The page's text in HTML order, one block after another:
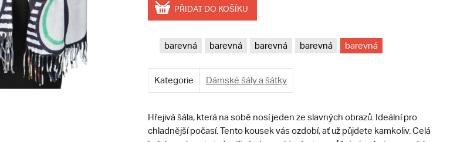
PŘIDAT DO KOŠÍKU
barevná barevná barevná barevná barevná
Kategorie Dámské šály a šátky
Hřejivá šála, která na sobě nosí jeden ze slavných obrazů. Ideální pro
chladnější počasí. Tento kousek vás ozdobí, ať už půjdete kamkoliv. Celá